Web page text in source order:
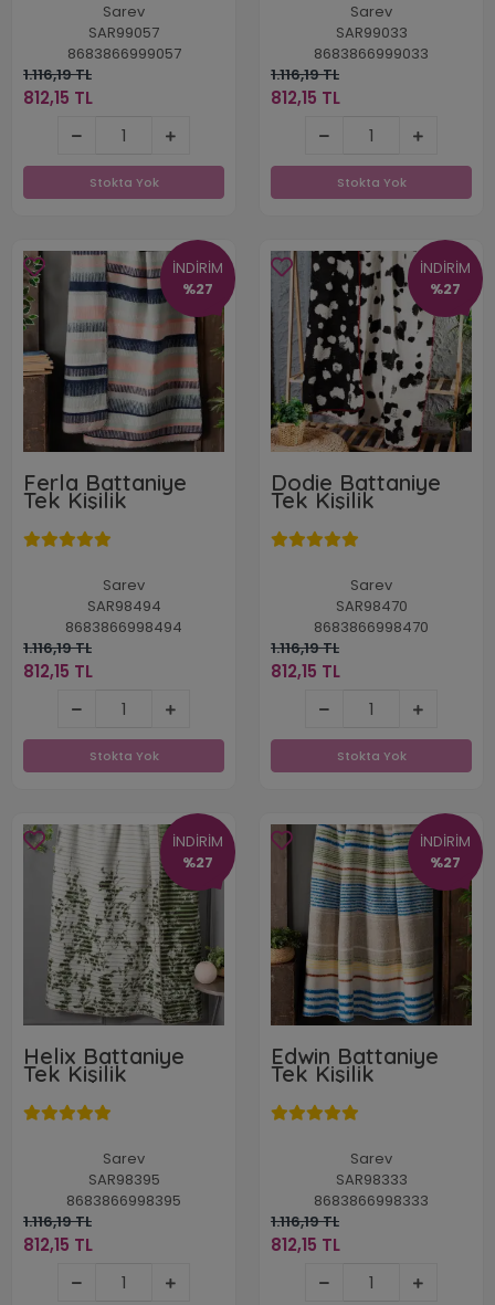
Sarev
SAR99057
8683866999057
1.116,19 TL
812,15 TL
Stokta Yok
Sarev
SAR99033
8683866999033
1.116,19 TL
812,15 TL
Stokta Yok
İNDİRİM
%27
Ferla Battaniye
Tek Kişilik
Sarev
SAR98494
8683866998494
1.116,19 TL
812,15 TL
Stokta Yok
İNDİRİM
%27
Dodie Battaniye
Tek Kişilik
Sarev
SAR98470
8683866998470
1.116,19 TL
812,15 TL
Stokta Yok
İNDİRİM
%27
Helix Battaniye
Tek Kişilik
Sarev
SAR98395
8683866998395
1.116,19 TL
812,15 TL
İNDİRİM
%27
Edwin Battaniye
Tek Kişilik
Sarev
SAR98333
8683866998333
1.116,19 TL
812,15 TL